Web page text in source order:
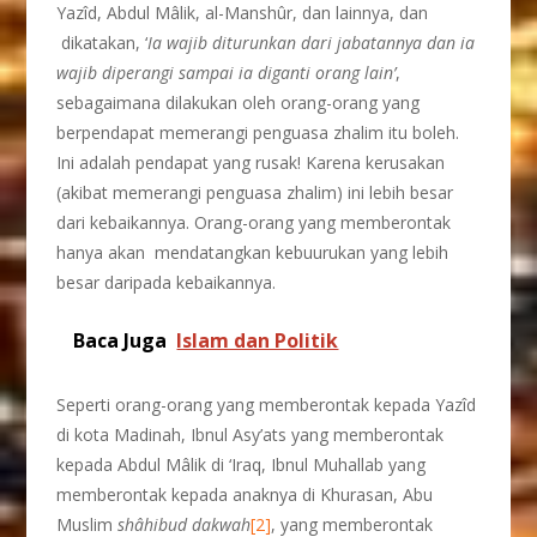
Yazîd, Abdul Mâlik, al-Manshûr, dan lainnya, dan
dikatakan, ‘Ia wajib diturunkan dari jabatannya dan ia
wajib diperangi sampai ia diganti orang lain’,
sebagaimana dilakukan oleh orang-orang yang
berpendapat memerangi penguasa zhalim itu boleh.
Ini adalah pendapat yang rusak! Karena kerusakan
(akibat memerangi penguasa zhalim) ini lebih besar
dari kebaikannya. Orang-orang yang memberontak
hanya akan mendatangkan kebuurukan yang lebih
besar daripada kebaikannya.
Baca Juga Islam dan Politik
Seperti orang-orang yang memberontak kepada Yazîd
di kota Madinah, Ibnul Asy’ats yang memberontak
kepada Abdul Mâlik di ‘Iraq, Ibnul Muhallab yang
memberontak kepada anaknya di Khurasan, Abu
Muslimshâhibud dakwah[2], yang memberontak